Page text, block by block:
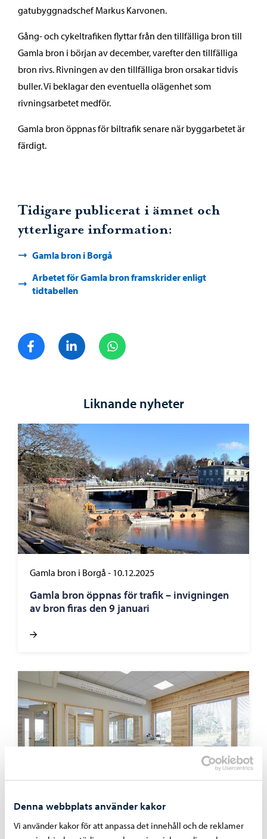
Denna webbplats använder kakor
Vi använder kakor för att anpassa det innehåll och de reklamer
gatubyggnadschef Markus Karvonen.
Gång- och cykeltrafiken flyttar från den tillfälliga bron till
Gamla bron i början av december, varefter den tillfälliga
bron rivs. Rivningen av den tillfälliga bron orsakar tidvis
buller. Vi beklagar den eventuella olägenhet som
rivningsarbetet medför.
Gamla bron öppnas för biltrafik senare när byggarbetet är
färdigt.
Tidigare publicerat i ämnet och
ytterligare information:
Gamla bron i Borgå
Arbetet för Gamla bron framskrider enligt
tidtabellen
Dela på FacebookDela på LinkedIn
Liknande nyheter
Gamla bron i Borgå - 10.12.2025
Gamla bron öppnas för trafik – invigningen
av bron firas den 9 januari
Tomter och byggande 30.10.2025